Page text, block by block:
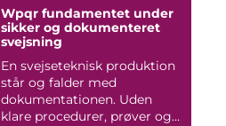
Wpqr fundamentet under
sikker og dokumenteret
svejsning
En svejseteknisk produktion
står og falder med
dokumentationen. Uden
klare procedurer, prøver og